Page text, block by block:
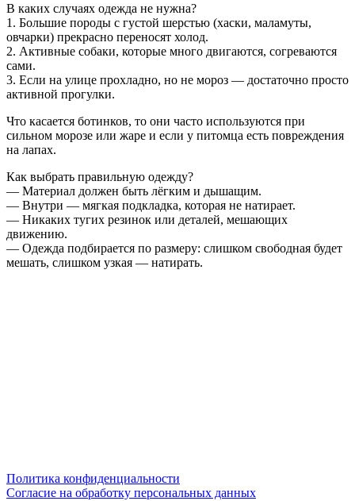
В каких случаях одежда не нужна?
1. Большие породы с густой шерстью (хаски, маламуты,
овчарки) прекрасно переносят холод.
2. Активные собаки, которые много двигаются, согреваются
сами.
3. Если на улице прохладно, но не мороз — достаточно просто
активной прогулки.
Что касается ботинков, то они часто используются при
сильном морозе или жаре и если у питомца есть повреждения
на лапах.
Как выбрать правильную одежду?
— Материал должен быть лёгким и дышащим.
— Внутри — мягкая подкладка, которая не натирает.
— Никаких тугих резинок или деталей, мешающих
движению.
— Одежда подбирается по размеру: слишком свободная будет
мешать, слишком узкая — натирать.
Политика конфиденциальности
Согласие на обработку персональных данных